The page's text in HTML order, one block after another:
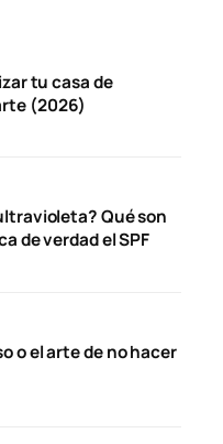
tu casa de
(2026)
Qué son
de verdad el SPF
o el arte de no hacer